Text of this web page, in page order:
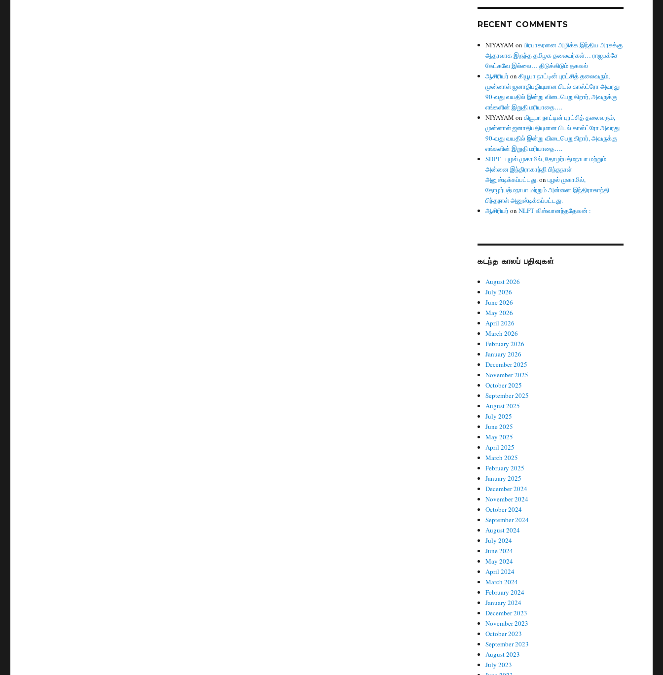
RECENT COMMENTS
NIYAYAM onபிரபாகரனை அழிக்க இந்திய அரசுக்கு
ஆதரவாக இருந்த தமிழக தலைவர்கள்… ராஜபக்சே
கேட்கவே இல்லை… திடுக்கிடும் தகவல்
ஆசிரியர் onகியூபா நாட்டின் புரட்சித் தலைவரும்,
முன்னாள் ஜனாதிபதியுமான பிடல் காஸ்ட்ரோ அவரது
90-வது வயதில் இன்று விடைபெறுகிறார், அவருக்கு
எங்களின் இறுதி மரியாதை….
NIYAYAM onகியூபா நாட்டின் புரட்சித் தலைவரும்,
முன்னாள் ஜனாதிபதியுமான பிடல் காஸ்ட்ரோ அவரது
90-வது வயதில் இன்று விடைபெறுகிறார், அவருக்கு
எங்களின் இறுதி மரியாதை….
SDPT - புழல் முகாமில், தோழர்பத்மநாபா மற்றும்
அன்னை இந்திராகாந்தி பிந்தநாள்
அனுஸ்டிக்கப்பட்டது.onபுழல் முகாமில்,
தோழர்பத்மநாபா மற்றும் அன்னை இந்திராகாந்தி
பிந்தநாள் அனுஸ்டிக்கப்பட்டது.
ஆசிரியர் onNLFT விஸ்வானந்ததேவன் :
கடந்த காலப் பதிவுகள்
August 2026
July 2026
June 2026
May 2026
April 2026
March 2026
February 2026
January 2026
December 2025
November 2025
October 2025
September 2025
August 2025
July 2025
June 2025
May 2025
April 2025
March 2025
February 2025
January 2025
December 2024
November 2024
October 2024
September 2024
August 2024
July 2024
June 2024
May 2024
April 2024
March 2024
February 2024
January 2024
December 2023
November 2023
October 2023
September 2023
August 2023
July 2023